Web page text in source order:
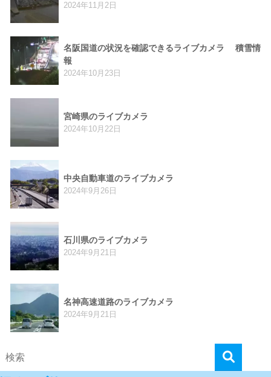
2024年11月2日
名阪国道の状況を確認できるライブカメラ 積雪情
報
2024年10月23日
宮崎県のライブカメラ
2024年10月22日
中央自動車道のライブカメラ
2024年9月26日
石川県のライブカメラ
2024年9月21日
名神高速道路のライブカメラ
2024年9月21日